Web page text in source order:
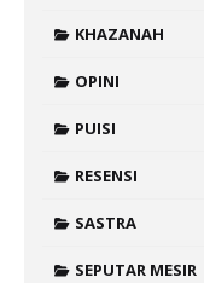
KHAZANAH
OPINI
PUISI
RESENSI
SASTRA
SEPUTAR MESIR